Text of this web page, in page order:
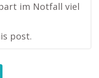
im Notfall viel
post.